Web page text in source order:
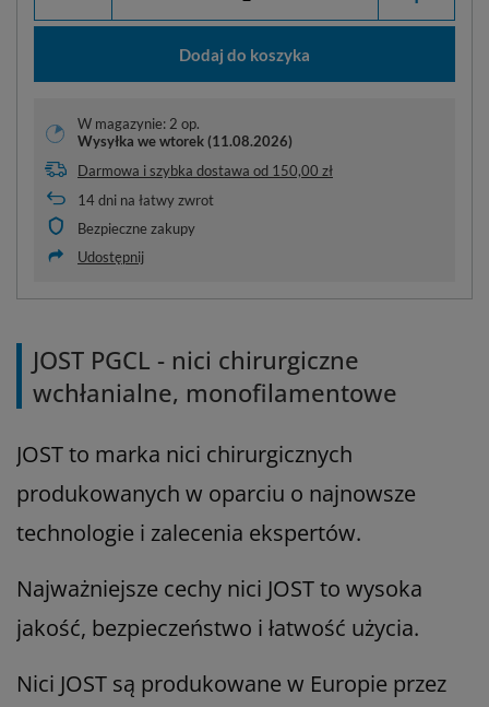
Dodaj do koszyka
W magazynie: 2 op.
Wysyłka we wtorek (11.08.2026)
Darmowa i szybka dostawa od 150,00 zł
14dni na łatwy zwrot
Bezpieczne zakupy
Udostępnij
JOST PGCL - nici chirurgiczne
wchłanialne, monofilamentowe
JOST to marka nici chirurgicznych
produkowanych w oparciu o najnowsze
technologie i zalecenia ekspertów.
Najważniejsze cechy nici JOST to wysoka
jakość, bezpieczeństwo i łatwość użycia.
Nici JOST są produkowane w Europie przez